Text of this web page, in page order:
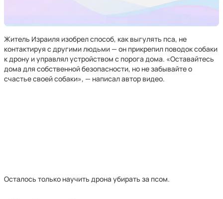
Житель Израиля изобрел способ, как выгулять пса, не
контактируя с другими людьми — он прикрепил поводок собаки
к дрону и управлял устройством с порога дома. «Оставайтесь
дома для собственной безопасности, но не забывайте о
счастье своей собаки», — написал автор видео.
Осталось только научить дрона убирать за псом.